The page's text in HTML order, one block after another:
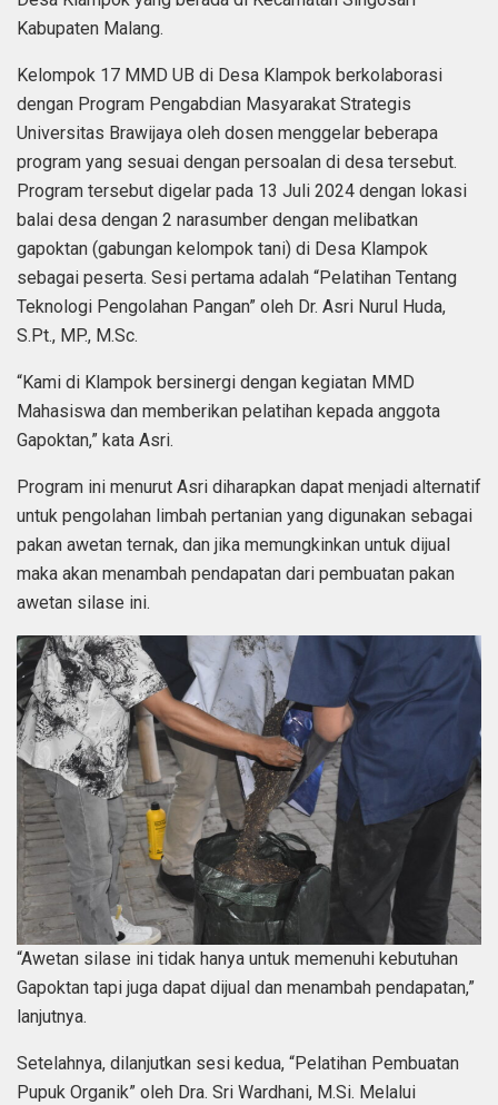
Kabupaten Malang.
Kelompok 17 MMD UB di Desa Klampok berkolaborasi
dengan Program Pengabdian Masyarakat Strategis
Universitas Brawijaya oleh dosen menggelar beberapa
program yang sesuai dengan persoalan di desa tersebut.
Program tersebut digelar pada 13 Juli 2024 dengan lokasi
balai desa dengan 2 narasumber dengan melibatkan
gapoktan (gabungan kelompok tani) di Desa Klampok
sebagai peserta. Sesi pertama adalah “Pelatihan Tentang
Teknologi Pengolahan Pangan” oleh Dr. Asri Nurul Huda,
S.Pt., MP., M.Sc.
“Kami di Klampok bersinergi dengan kegiatan MMD
Mahasiswa dan memberikan pelatihan kepada anggota
Gapoktan,” kata Asri.
Program ini menurut Asri diharapkan dapat menjadi alternatif
untuk pengolahan limbah pertanian yang digunakan sebagai
pakan awetan ternak, dan jika memungkinkan untuk dijual
maka akan menambah pendapatan dari pembuatan pakan
awetan silase ini.
“Awetan silase ini tidak hanya untuk memenuhi kebutuhan
Gapoktan tapi juga dapat dijual dan menambah pendapatan,”
lanjutnya.
Setelahnya, dilanjutkan sesi kedua, “Pelatihan Pembuatan
Pupuk Organik” oleh Dra. Sri Wardhani, M.Si. Melalui